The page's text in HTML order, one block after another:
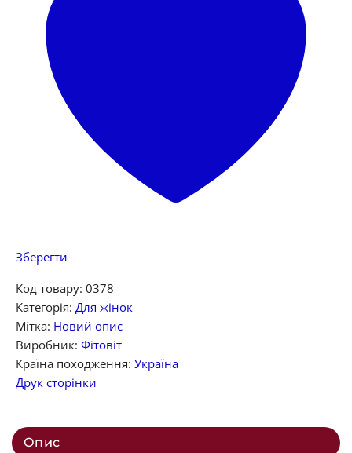
Зберегти
Код товару: 0378
Категорія: Для жінок
Мітка: Новий опис
Виробник: Фітовіт
Країна походження: Україна
Друк сторінки
Опис